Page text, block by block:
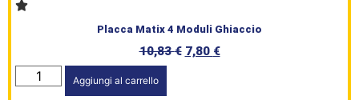
Placca Matix 4 Moduli Ghiaccio
10,83€ 7,80 €
Aggiungi al carrello